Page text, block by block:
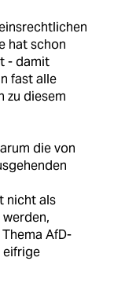
hat schon
- damit
fast alle
zu diesem
die von
nicht als
AfD-
eifrige